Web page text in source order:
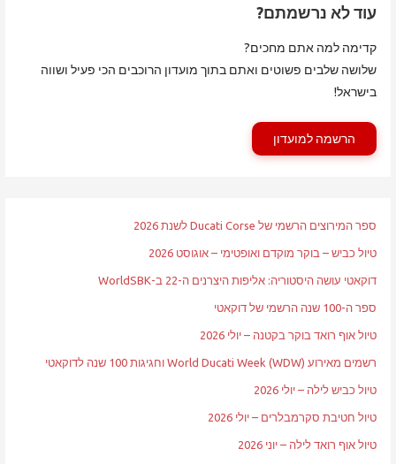
עוד לא נרשמתם?
קדימה למה אתם מחכים?
שלושה שלבים פשוטים ואתם בתוך מועדון הרוכבים הכי פעיל ושווה
בישראל!
הרשמה למועדון
ספר המירוצים הרשמי של Ducati Corse לשנת 2026
טיול כביש – בוקר מוקדם ואופטימי – אוגוסט 2026
דוקאטי עושה היסטוריה: אליפות היצרנים ה-22 ב-WorldSBK
ספר ה-100 שנה הרשמי של דוקאטי
טיול אוף רואד בוקר בקטנה – יולי 2026
רשמים מאירוע World Ducati Week (WDW) וחגיגות 100 שנה לדוקאטי
טיול כביש לילה – יולי 2026
טיול חטיבת סקרמבלרים – יולי 2026
טיול אוף רואד לילה – יוני 2026